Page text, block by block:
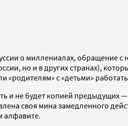
о миллениалах, обращение с
но и в других странах),
«родителям» с «детьми»
и не будет копией предыдущих
своя мина замедленного
алфавите.